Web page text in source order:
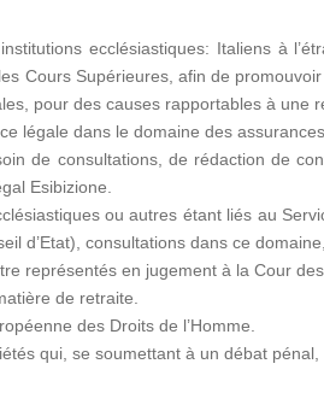
ecclésiastiques: Italiens à
Cours Supérieures, afin de
pour des causes rapportables à une
légale dans le domaine des assurances.
de consultations, de rédaction de
Esibizione.
ou autres étant liés au
d’Etat), consultations dans ce
représentés en jugement à la Cour
de retraite.
des Droits de l’Homme.
qui, se soumettant à un débat